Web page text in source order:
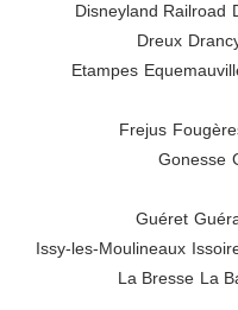
Disneyland Railroad
Dreux
Etampes
Frejus
Gonesse
Guéret
Issy-les-Moulineaux
La
La Bresse